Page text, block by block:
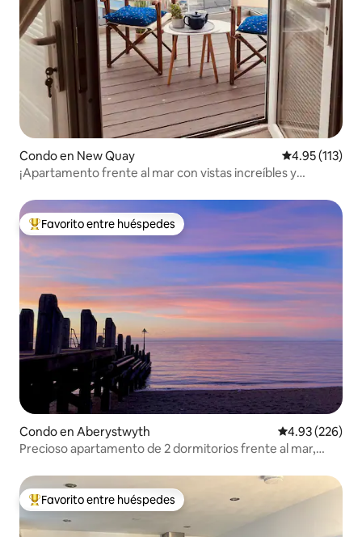
Condo en New Quay Calificación
4.95 (113)
¡Apartamento frente al mar con vistas increíbles y
Favorito entre huéspedes preferido
Favorito entre huéspedes
Condo en Aberystwyth Calificación
4.93 (226)
Precioso apartamento de 2 dormitorios frente al mar,
Favorito entre huéspedes preferido
Favorito entre huéspedes